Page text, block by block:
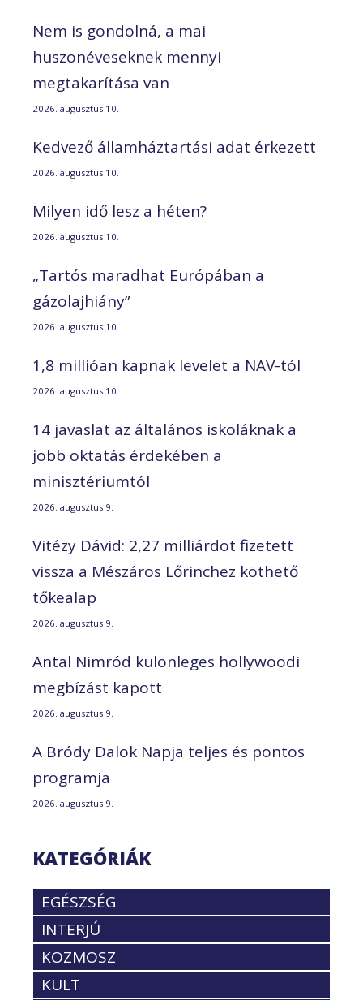
Nem is gondolná, a mai
huszonéveseknek mennyi
megtakarítása van
2026. augusztus 10.
Kedvező államháztartási adat érkezett
2026. augusztus 10.
Milyen idő lesz a héten?
2026. augusztus 10.
„Tartós maradhat Európában a
gázolajhiány”
2026. augusztus 10.
1,8 millióan kapnak levelet a NAV-tól
2026. augusztus 10.
14 javaslat az általános iskoláknak a
jobb oktatás érdekében a
minisztériumtól
2026. augusztus 9.
Vitézy Dávid: 2,27 milliárdot fizetett
vissza a Mészáros Lőrinchez köthető
tőkealap
2026. augusztus 9.
Antal Nimród különleges hollywoodi
megbízást kapott
2026. augusztus 9.
A Bródy Dalok Napja teljes és pontos
programja
2026. augusztus 9.
KATEGÓRIÁK
EGÉSZSÉG
INTERJÚ
KOZMOSZ
KULT